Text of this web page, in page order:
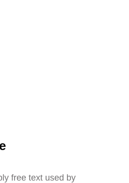
free text used by